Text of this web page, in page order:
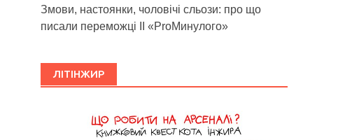
Змови, настоянки, чоловічі сльози: про що
писали переможці ІІ «ProМинулого»
ЛІТІНЖИР